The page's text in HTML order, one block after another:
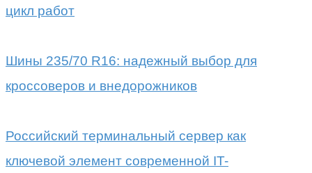
цикл работ
Шины 235/70 R16: надежный выбор для
кроссоверов и внедорожников
Российский терминальный сервер как
ключевой элемент современной IT-